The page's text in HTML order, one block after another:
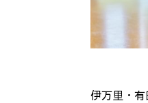
伊万里・